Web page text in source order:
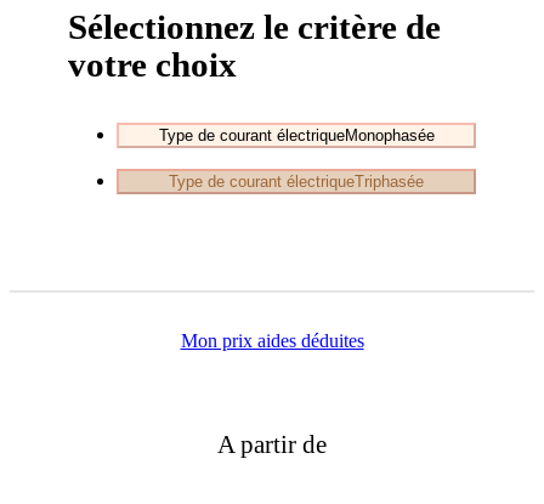
Sélectionnez le critère de
votre choix
Type de courant électriqueMonophasée
Type de courant électriqueTriphasée
Mon prix aides déduites
A partir de